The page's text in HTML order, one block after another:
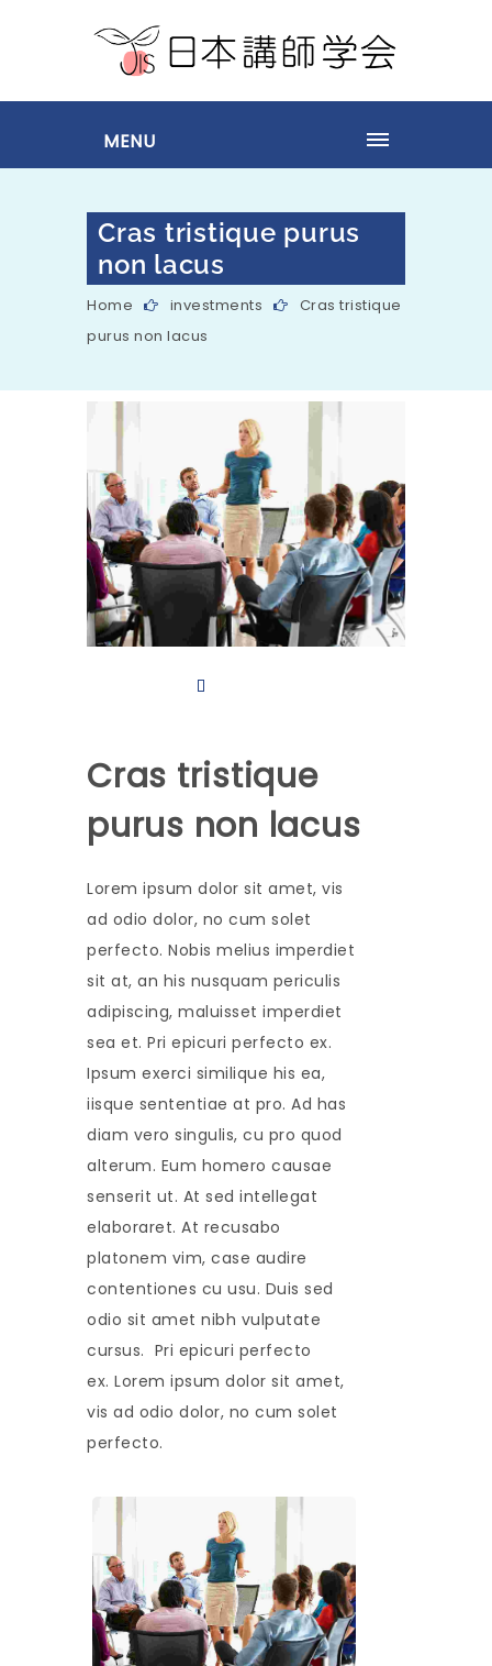
MENU
Cras tristique purus
non lacus
Home investments
Cras tristique
purus non lacus
Cras tristique
purus non lacus
Lorem ipsum dolor sit amet, vis
ad odio dolor, no cum solet
perfecto. Nobis melius imperdiet
sit at, an his nusquam periculis
adipiscing, maluisset imperdiet
sea et. Pri epicuri perfecto ex.
Ipsum exerci similique his ea,
iisque sententiae at pro. Ad has
diam vero singulis, cu pro quod
alterum. Eum homero causae
senserit ut. At sed intellegat
elaboraret. At recusabo
platonem vim, case audire
contentiones cu usu. Duis sed
odio sit amet nibh vulputate
cursus. Pri epicuri perfecto
ex. Lorem ipsum dolor sit amet,
vis ad odio dolor, no cum solet
perfecto.